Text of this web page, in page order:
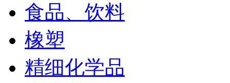
食品、饮料
橡塑
精细化学品